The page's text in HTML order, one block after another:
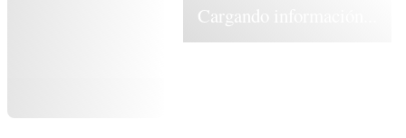
Cargando información...